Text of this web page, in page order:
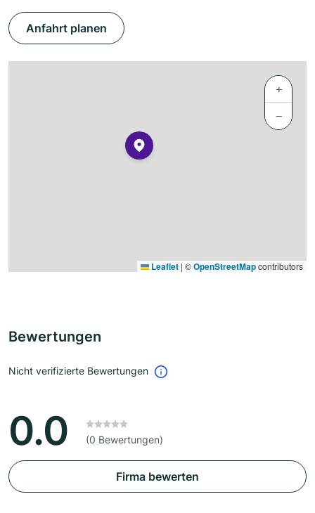
Anfahrt planen
+
−
Leaflet | ©OpenStreetMapcontributors
Bewertungen
Nicht verifizierte Bewertungen
0.0 (0 Bewertungen)
Firma bewerten